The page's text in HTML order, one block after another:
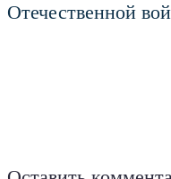
Отечественной